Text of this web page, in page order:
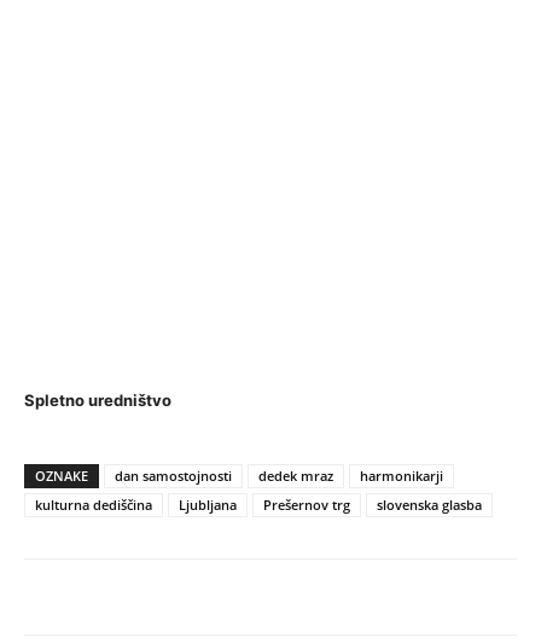
Spletno uredništvo
OZNAKE dan samostojnosti dedek mraz
harmonikarji
kulturna dediščina
Ljubljana Prešernov trg slovenska glasba